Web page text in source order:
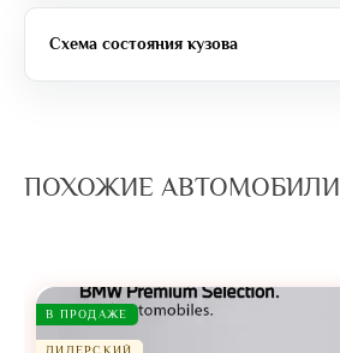
Схема состояния кузова
ПОХОЖИЕ АВТОМОБИЛИ
В ПРОДАЖЕ
ДИЛЕРСКИЙ